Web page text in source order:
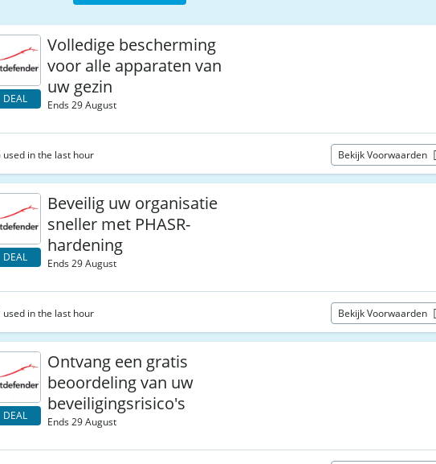
DEAL
Volledige bescherming
voor alle apparaten van
uw gezin
Ends 29 August
used in the last hour Bekijk Voorwaarden
DEAL
Beveilig uw organisatie
sneller met PHASR-
hardening
Ends 29 August
used in the last hour Bekijk Voorwaarden
DEAL
Ontvang een gratis
beoordeling van uw
beveiligingsrisico's
Ends 29 August